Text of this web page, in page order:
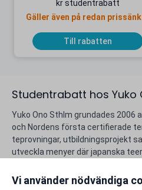
Studentrabatt hos Yuko
Yuko Ono Sthlm grundades 2006
och Nordens första certifierade
teprovningar, utbildningsprojekt
utveckla menyer där japanska
med småskaliga odlare i Japan.
kr studentrabatt
Gäller även på redan
Till rabatten
Vi använder nödvändiga